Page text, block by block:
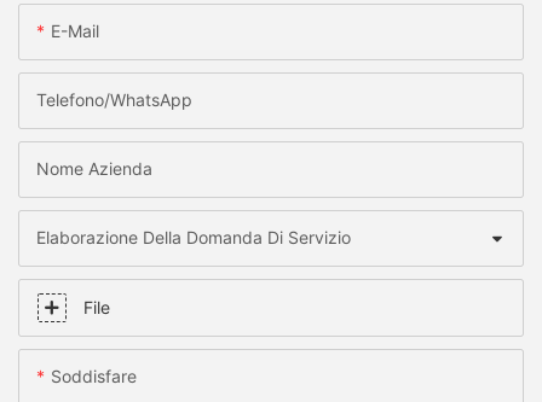
E-Mail
Telefono/WhatsApp
Nome Azienda
Elaborazione Della Domanda Di Servizio
File
Soddisfare